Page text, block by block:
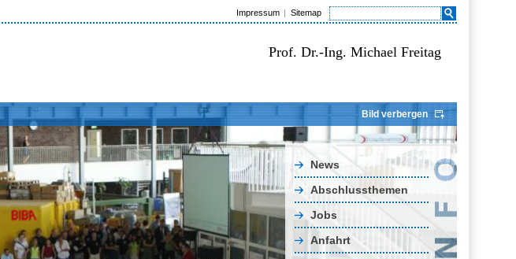
Impressum Sitemap
Prof. Dr.-Ing. Michael Freitag
Bild verbergen
News
Abschlussthemen
Jobs
Anfahrt